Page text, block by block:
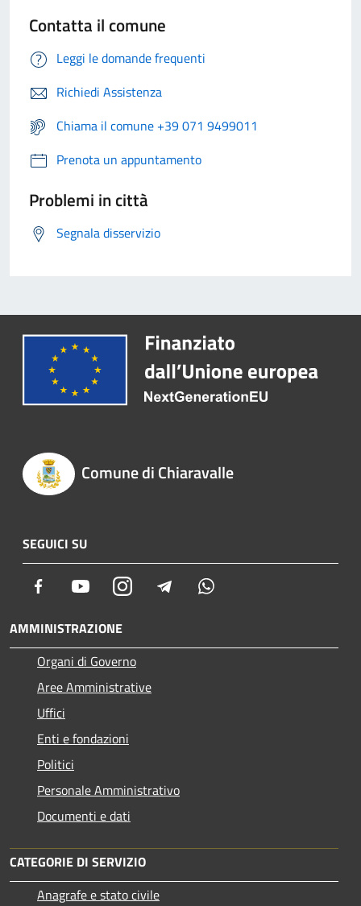
Contatta il comune
Leggi le domande frequenti
Richiedi Assistenza
Chiama il comune +39 071 9499011
Prenota un appuntamento
Problemi in città
Segnala disservizio
Comune di Chiaravalle
SEGUICI SU
Facebook YoutubeInstagram Telegram
AMMINISTRAZIONE
Organi di Governo
Aree Amministrative
Uffici
Enti e fondazioni
Politici
Personale Amministrativo
Documenti e dati
CATEGORIE DI SERVIZIO
Anagrafe e stato civile